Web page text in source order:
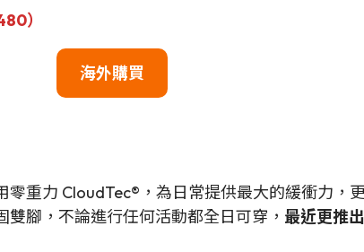
）
海外購買
重力 CloudTec®，為日常提供最大的緩衝力，
腳，不論進行任何活動都全日可穿， 最近更推